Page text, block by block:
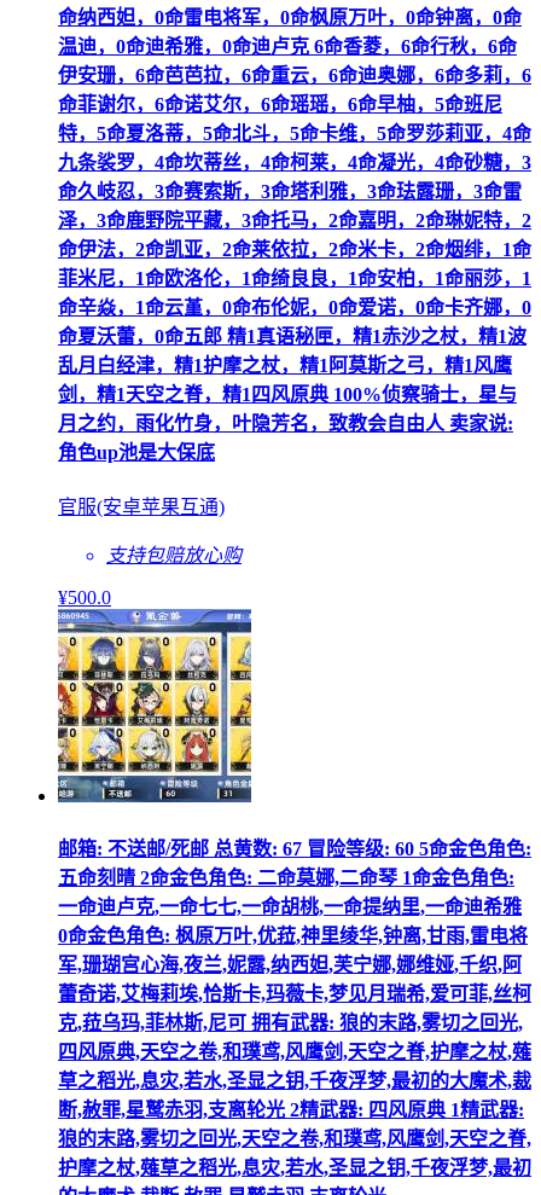
命纳西妲，0命雷电将军，0命枫原万叶，0命钟离，0命
温迪，0命迪希雅，0命迪卢克 6命香菱，6命行秋，6命
伊安珊，6命芭芭拉，6命重云，6命迪奥娜，6命多莉，6
命菲谢尔，6命诺艾尔，6命瑶瑶，6命早柚，5命班尼
特，5命夏洛蒂，5命北斗，5命卡维，5命罗莎莉亚，4命
九条裟罗，4命坎蒂丝，4命柯莱，4命凝光，4命砂糖，3
命久岐忍，3命赛索斯，3命塔利雅，3命珐露珊，3命雷
泽，3命鹿野院平藏，3命托马，2命嘉明，2命琳妮特，2
命伊法，2命凯亚，2命莱依拉，2命米卡，2命烟绯，1命
菲米尼，1命欧洛伦，1命绮良良，1命安柏，1命丽莎，1
命辛焱，1命云堇，0命布伦妮，0命爱诺，0命卡齐娜，0
命夏沃蕾，0命五郎 精1真语秘匣，精1赤沙之杖，精1波
乱月白经津，精1护摩之杖，精1阿莫斯之弓，精1风鹰
剑，精1天空之脊，精1四风原典 100%侦察骑士，星与
月之约，雨化竹身，叶隐芳名，致教会自由人 卖家说:
角色up池是大保底
官服(安卓苹果互通)
支持包赔放心购
¥500.0
邮箱: 不送邮/死邮 总黄数: 67 冒险等级: 60 5命金色角色:
五命刻晴 2命金色角色: 二命莫娜,二命琴 1命金色角色:
一命迪卢克,一命七七,一命胡桃,一命提纳里,一命迪希雅
0命金色角色: 枫原万叶,优菈,神里绫华,钟离,甘雨,雷电将
军,珊瑚宫心海,夜兰,妮露,纳西妲,芙宁娜,娜维娅,千织,阿
蕾奇诺,艾梅莉埃,恰斯卡,玛薇卡,梦见月瑞希,爱可菲,丝柯
克,菈乌玛,菲林斯,尼可 拥有武器: 狼的末路,雾切之回光,
四风原典,天空之卷,和璞鸢,风鹰剑,天空之脊,护摩之杖,薙
草之稻光,息灾,若水,圣显之钥,千夜浮梦,最初的大魔术,裁
断,赦罪,星鹫赤羽,支离轮光 2精武器: 四风原典 1精武器:
狼的末路,雾切之回光,天空之卷,和璞鸢,风鹰剑,天空之脊,
护摩之杖,薙草之稻光,息灾,若水,圣显之钥,千夜浮梦,最初